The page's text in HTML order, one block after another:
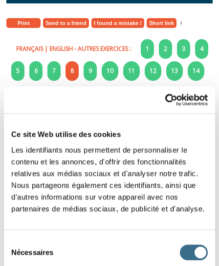
Ce site Web utilise des cookies
Les identifiants nous permettent de personnaliser le
contenu et les annonces, d'offrir des fonctionnalités
relatives aux médias sociaux et d'analyser notre trafic.
Nous partageons également ces identifiants, ainsi que
d'autres informations sur votre appareil avec nos
partenaires de médias sociaux, de publicité et d'analyse.
Nécessaires
Print Send to a friend I found a mistake ! Short link
FRANÇAIS| ENGLISH- AUTRES EXERCICES : 1 2 3 4
5 6 7 8 9 10 11 12 13 14
8 - Learn how to make a sentence in French
the quote, help yourself with the hint above the
words.
Hint: When you've already experienced an unpleasant adventure,
you become suspicious.
DONE!